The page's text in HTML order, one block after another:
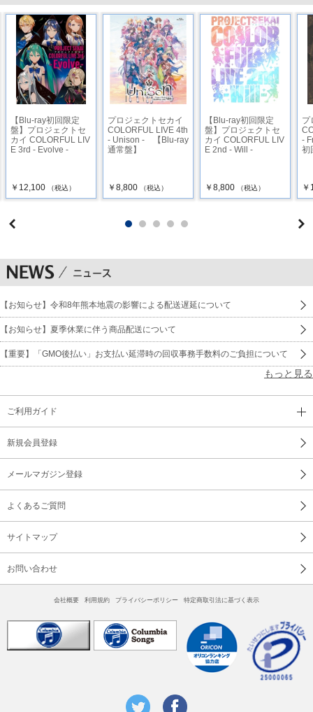
【Blu-ray初回限定
盤】プロジェクトセ
カイ COLORFUL LIV
E 3rd - Evolve -
￥12,100 （税込）
プロジェクトセカイ
COLORFUL LIVE 4th
- Unison - 【Blu-ray
通常盤】
￥8,800 （税込）
【Blu-ray初回限定
盤】プロジェクトセ
カイ COLORFUL LIV
E 2nd - Will -
￥8,800 （税込）
プ
-
初
【お知らせ】令和8年熊本地震の影響による配送遅延について
【お知らせ】夏季休業に伴う商品配送について
【重要】「GMO後払い」お支払い延滞時の回収事務手数料のご負担について
もっと見る
ご利用ガイド
新規会員登録
メールマガジン登録
よくあるご質問
サイトマップ
お問い合わせ
会社概要 利用規約 プライバシーポリシー 特定商取引法に基づく表示